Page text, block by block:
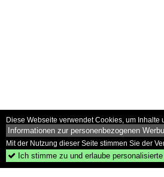
Diese Webseite verwendet Cookies, um
Informationen zur personenbezogenen
Mit der Nutzung dieser Seite stimmen Sie der
 Ich stimme zu und erlaube